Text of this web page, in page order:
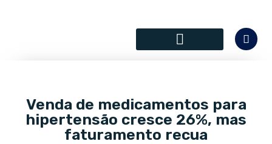
Venda de medicamentos para
hipertensão cresce 26%, mas
faturamento recua